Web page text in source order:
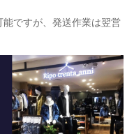
ですが、発送作業は翌営